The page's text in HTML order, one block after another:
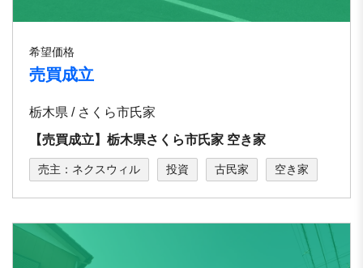
希望価格
売買成立
栃木県 / さくら市⽒家
【売買成立】栃⽊県さくら市⽒家 空き家
売主：ネクスウィル 投資 古民家 空き家